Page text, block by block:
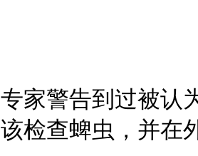
专家警告到过被认
该检查蜱虫，并在